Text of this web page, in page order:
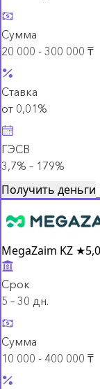
Сумма
20 000 - 300 000 ₸
Ставка
от 0,01%
ГЭСВ
3,7% – 179%
Получить деньги
MegaZaim KZ ★5,0
Срок
5 – 30 дн.
Сумма
10 000 - 400 000 ₸